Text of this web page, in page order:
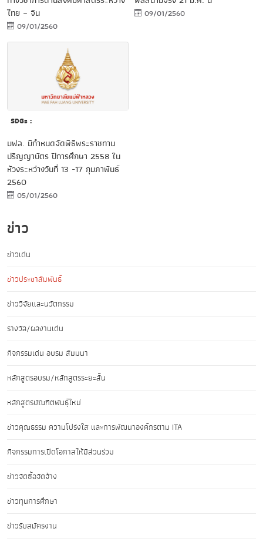
ไทย – จีน
09/01/2560
09/01/2560
SDGs :
มฟล. มีกำหนดจัดพิธีพระราชทาน
ปริญญาบัตร ปีการศึกษา 2558 ใน
ห้วงระหว่างวันที่ 13 -17 กุมภาพันธ์
2560
05/01/2560
ข่าว
ข่าวเด่น
ข่าวประชาสัมพันธ์
ข่าววิจัยและนวัตกรรม
รางวัล/ผลงานเด่น
กิจกรรมเด่น อบรม สัมมนา
หลักสูตรอบรม/หลักสูตรระยะสั้น
หลักสูตรบัณฑิตพันธุ์ใหม่
ข่าวคุณธรรม ความโปร่งใส และการพัฒนาองค์กรตาม ITA
กิจกรรมการเปิดโอกาสให้มีส่วนร่วม
ข่าวจัดซื้อจัดจ้าง
ข่าวทุนการศึกษา
ข่าวรับสมัครงาน